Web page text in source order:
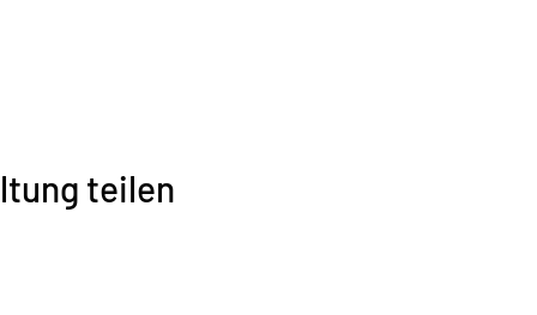
teilen